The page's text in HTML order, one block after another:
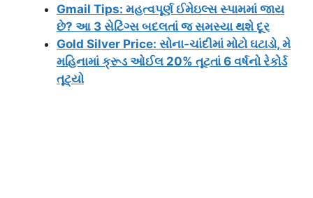
Gmail Tips: મહત્વપૂર્ણ ઈમેઇલ્સ સ્પામમાં જાય
છે? આ 3 સેટિંગ્સ બદલતાં જ સમસ્યા થશે દૂર
Gold Silver Price: સોના-ચાંદીમાં મોટો ઘટાડો, મે
મહિનામાં ક્રૂડ ઓઈલ 20% તૂટતાં 6 વર્ષનો રેકોર્ડ
તૂટ્યો